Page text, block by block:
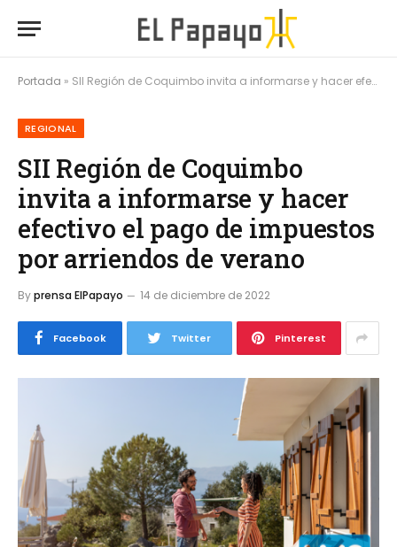
Portada » SII Región de Coquimbo invita a informarse y hacer efectivo el pago de impuestos por arriendos de verano
REGIONAL
SII Región de Coquimbo
invita a informarse y hacer
efectivo el pago de impuestos
por arriendos de verano
Byprensa ElPapayo 14 de diciembre de 2022
Facebook Twitter Pinterest